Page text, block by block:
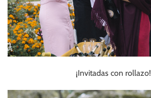
¡Invitadas con rollazo!